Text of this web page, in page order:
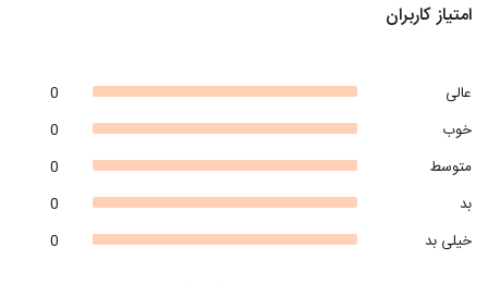
امتیاز کاربران
0
عالی
0
خوب
0
متوسط
0
بد
0
خیلی بد